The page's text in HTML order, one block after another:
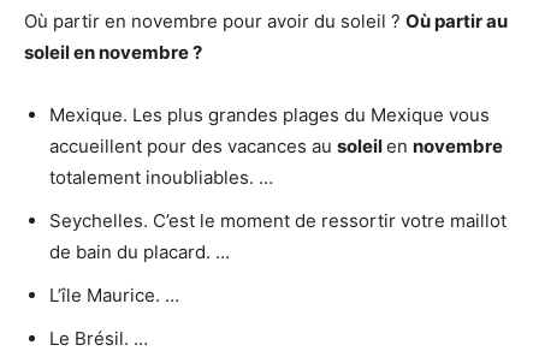
Où partir en novembre pour avoir du soleil ? Où partirau
soleilennovembre?
Mexique. Les plus grandes plages du Mexique vous
accueillent pour des vacances au soleilen novembre
totalement inoubliables. …
Seychelles. C’est le moment de ressortir votre maillot
de bain du placard. …
L’île Maurice. …
Le Brésil. …